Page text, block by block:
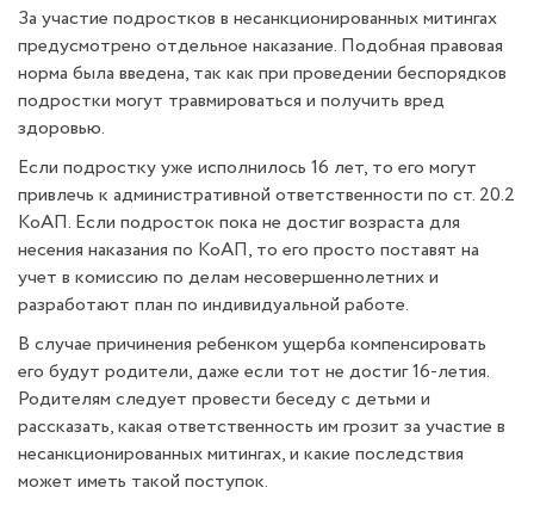
За участие подростков в несанкционированных митингах
предусмотрено отдельное наказание. Подобная правовая
норма была введена, так как при проведении беспорядков
подростки могут травмироваться и получить вред
здоровью.
Если подростку уже исполнилось 16 лет, то его могут
привлечь к административной ответственности по ст. 20.2
КоАП. Если подросток пока не достиг возраста для
несения наказания по КоАП, то его просто поставят на
учет в комиссию по делам несовершеннолетних и
разработают план по индивидуальной работе.
В случае причинения ребенком ущерба компенсировать
его будут родители, даже если тот не достиг 16-летия.
Родителям следует провести беседу с детьми и
рассказать, какая ответственность им грозит за участие в
несанкционированных митингах, и какие последствия
может иметь такой поступок.